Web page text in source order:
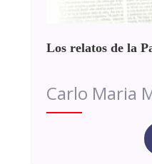
Los relatos de la
Carlo Maria